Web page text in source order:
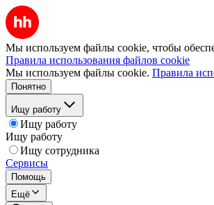
Мы используем файлы cookie, чтобы
Правила использования файлов cookie
Мы используем файлы cookie. Правила
Понятно
Ищу работу
Ищу работу
Ищу работу
Ищу сотрудника
Сервисы
Помощь
Ещё